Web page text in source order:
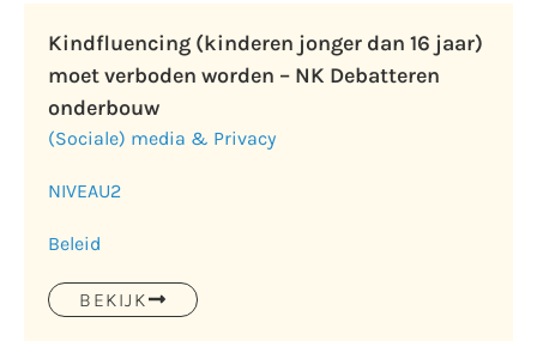
Kindfluencing (kinderen jonger dan 16 jaar)
moet verboden worden – NK Debatteren
onderbouw
(Sociale) media & Privacy
NIVEAU2
Beleid
BEKIJK